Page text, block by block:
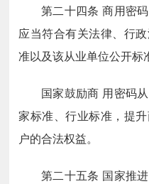
第二十四条 商用密
应当符合有关法律、行
准以及该从业单位公开标
国家鼓励商 用密码
家标准、行业标准，提
户的合法权益。
第二十五条 国家推